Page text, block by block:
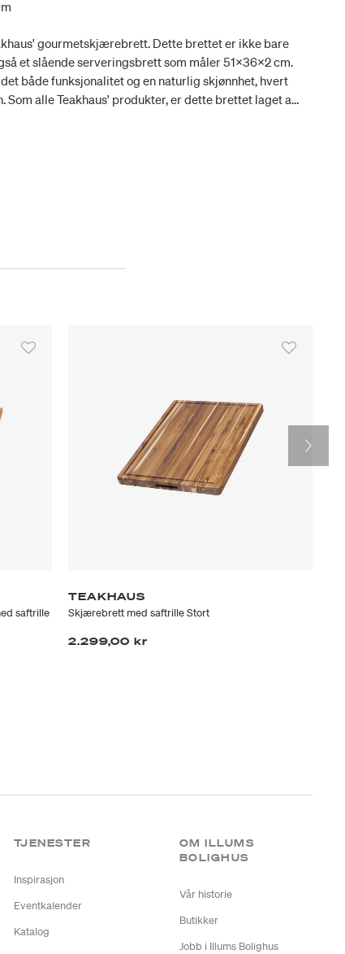
gourmetskjærebrett. Dette brettet er ikke bare
et slående serveringsbrett som måler 51x36x2 cm.
både funksjonalitet og en naturlig skjønnhet, hvert
alle Teakhaus' produkter, er dette brettet laget av
et materiale kjent for sin imponerende vannmotstand
saftrille
TEAKHAUS
Skjærebrett med saftrille Stort
2.299,00 kr
TJENESTER
Inspirasjon
Eventkalender
Katalog
OM ILLUMS
BOLIGHUS
Vår historie
Butikker
Jobb i Illums Bolighus